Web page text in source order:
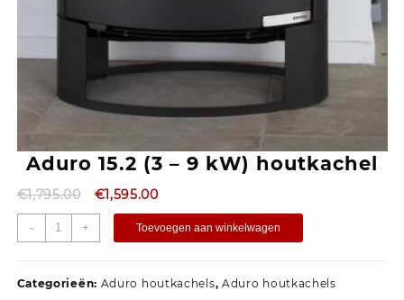
Aduro 15.2 (3 – 9 kW) houtkachel
€1,795.00 €1,595.00
- + Toevoegen aan winkelwagen
Categorieën: Aduro houtkachels, Aduro houtkachels